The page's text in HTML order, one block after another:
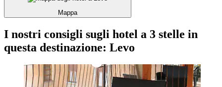
Mappa
I nostri consigli sugli hotel a 3 stelle in
questa destinazione: Levo